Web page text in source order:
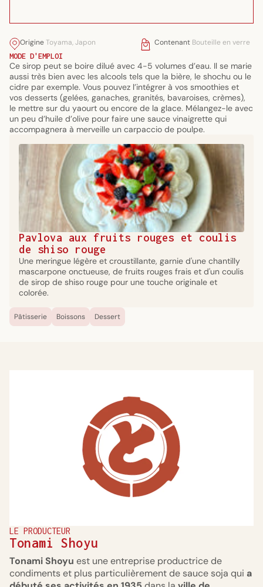
Origine Toyama, Japon Contenant Bouteille en verre
MODE D'EMPLOI
Ce sirop peut se boire dilué avec 4-5 volumes d’eau. Il se marie
aussi très bien avec les alcools tels que la bière, le shochu ou le
cidre par exemple. Vous pouvez l’intégrer à vos smoothies et
vos desserts (gelées, ganaches, granités, bavaroises, crèmes),
le mettre sur du yaourt ou encore de la glace. Mélangez-le avec
un peu d’huile d’olive pour faire une sauce vinaigrette qui
accompagnera à merveille un carpaccio de poulpe.
Pavlova aux fruits rouges et coulis
de shiso rouge
Une meringue légère et croustillante, garnie d'une chantilly
mascarpone onctueuse, de fruits rouges frais et d'un coulis
de sirop de shiso rouge pour une touche originale et
colorée.
Pâtisserie Boissons Dessert
LE PRODUCTEUR
Tonami Shoyu
Tonami Shoyu est une entreprise productrice de
condiments et plus particulièrement de sauce soja qui a